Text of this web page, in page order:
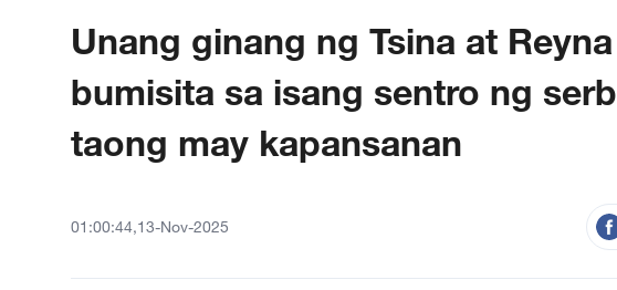
Unang ginang ng Tsina at
bumisita sa isang sentro ng
taong may kapansanan
01:00:44,13-Nov-2025